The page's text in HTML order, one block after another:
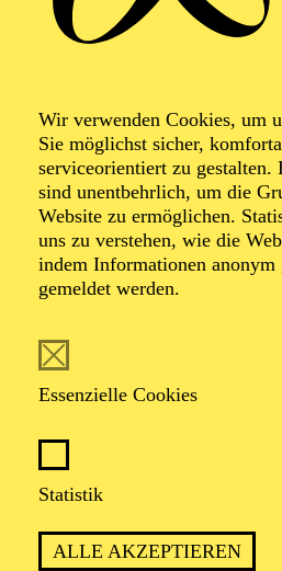
Wir verwenden Cookies, um
Sie möglichst sicher,
serviceorientiert zu gestalten.
sind unentbehrlich, um die
Website zu ermöglichen.
uns zu verstehen, wie die
indem Informationen anonym
gemeldet werden.
Essenzielle Cookies
Statistik
ALLE AKZEPTIEREN
Foto: Johan Sandberg
Christopher Heisler
Hochschule für
Berlin. Nach seinem Abschluss
Münchner Kammerspielen,